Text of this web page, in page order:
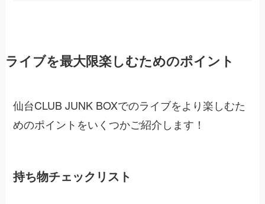
ライブを最大限楽しむためのポイント
仙台CLUB JUNK BOXでのライブをより楽しむた
めのポイントをいくつかご紹介します！
持ち物チェックリスト